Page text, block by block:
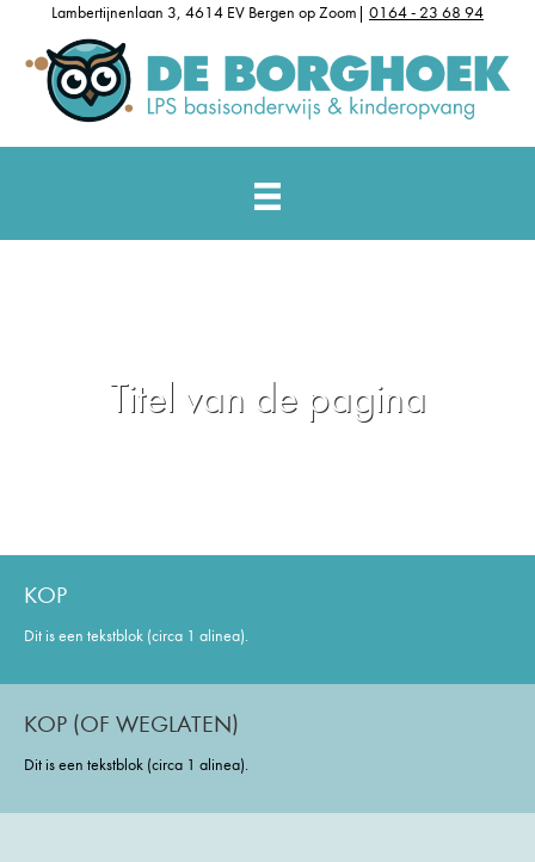
Lambertijnenlaan 3, 4614 EV Bergen op Zoom| 0164 - 23 68 94
Titel van de pagina
KOP
Dit is een tekstblok (circa 1 alinea).
KOP (OF WEGLATEN)
Dit is een tekstblok (circa 1 alinea).